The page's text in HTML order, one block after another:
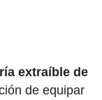
extraíble de
de equipar